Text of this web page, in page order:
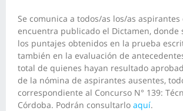
Se comunica a todos/as los/as aspirantes
encuentra publicado el Dictamen, donde
los puntajes obtenidos en la prueba
también en la evaluación de
total de quienes hayan resultado
de la nómina de aspirantes ausentes,
correspondiente al Concurso N° 139:
Córdoba. Podrán consultarlo aquí.